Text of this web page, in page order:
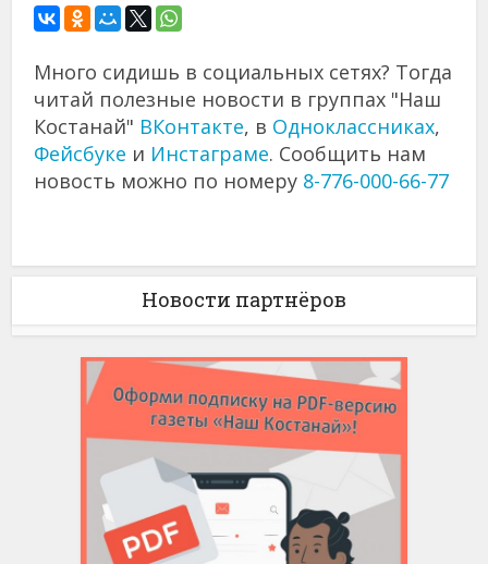
Много сидишь в социальных сетях? Тогда
читай полезные новости в группах "Наш
Костанай" ВКонтакте, в Одноклассниках,
Фейсбуке и Инстаграме. Сообщить нам
новость можно по номеру 8-776-000-66-77
Новости партнёров